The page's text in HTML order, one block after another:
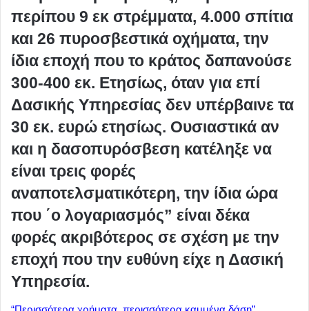
περίπου 9 εκ στρέμματα, 4.000 σπίτια
και 26 πυροσβεστικά οχήματα, την
ίδια εποχή που το κράτος δαπανούσε
300-400 εκ. Ετησίως, όταν για επί
Δασικής Υπηρεσίας δεν υπέρβαινε τα
30 εκ. ευρώ ετησίως. Ουσιαστικά αν
και η δασοπυρόσβεση κατέληξε να
είναι τρεις φορές
αναποτελσματικότερη, την ίδια ώρα
που ΄ο λογαριασμός” είναι δέκα
φορές ακριβότερος σε σχέση με την
εποχή που την ευθύνη είχε η Δασική
Υπηρεσία.